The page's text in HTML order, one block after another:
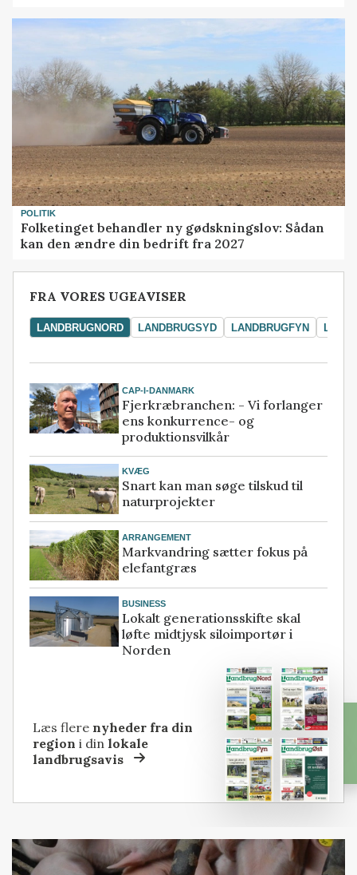
POLITIK
Folketinget behandler ny gødskningslov: Sådan
kan den ændre din bedrift fra 2027
FRA VORES UGEAVISER
LANDBRUGNORD LANDBRUGSYD LANDBRUGFYN
CAP-I-DANMARK
Fjerkræbranchen: - Vi forlanger
ens konkurrence- og
produktionsvilkår
KVÆG
Snart kan man søge tilskud til
naturprojekter
ARRANGEMENT
Markvandring sætter fokus på
elefantgræs
BUSINESS
Lokalt generationsskifte skal
løfte midtjysk siloimportør i
Norden
Læs flere nyheder fra din
region i dinlokale
landbrugsavis